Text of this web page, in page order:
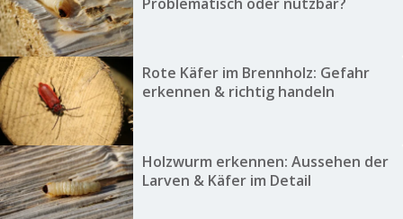
Rote Käfer im Brennholz: Gefahr
erkennen & richtig handeln
Holzwurm erkennen: Aussehen der
Larven & Käfer im Detail